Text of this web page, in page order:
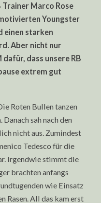
Trainer Marco Rose
Youngster
einen starken
Aber nicht nur
dass unsere RB
extrem gut
Roten Bullen tanzen
sah nach den
nicht aus. Zumindest
Tedesco für die
Irgendwie stimmt die
brachten anfangs
wie Einsatz
Rasen. All das kam erst